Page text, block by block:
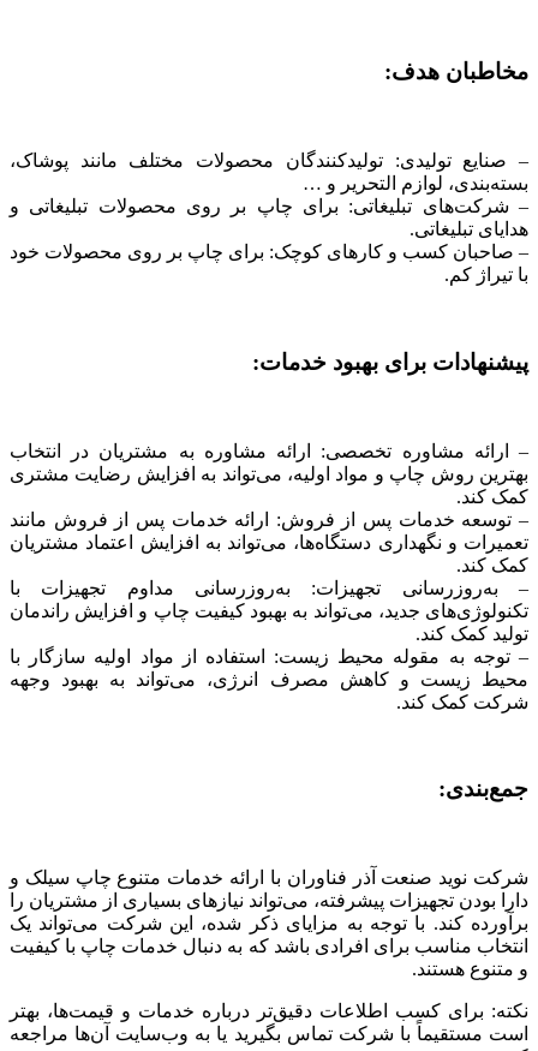
مخاطبان هدف:
– صنایع تولیدی: تولیدکنندگان محصولات مختلف مانند پوشاک،
بسته‌بندی، لوازم التحریر و …
– شرکت‌های تبلیغاتی: برای چاپ بر روی محصولات تبلیغاتی و
هدایای تبلیغاتی.
– صاحبان کسب و کارهای کوچک: برای چاپ بر روی محصولات خود
با تیراژ کم.
پیشنهادات برای بهبود خدمات:
– ارائه مشاوره تخصصی: ارائه مشاوره به مشتریان در انتخاب
بهترین روش چاپ و مواد اولیه، می‌تواند به افزایش رضایت مشتری
کمک کند.
– توسعه خدمات پس از فروش: ارائه خدمات پس از فروش مانند
تعمیرات و نگهداری دستگاه‌ها، می‌تواند به افزایش اعتماد مشتریان
کمک کند.
– به‌روزرسانی تجهیزات: به‌روزرسانی مداوم تجهیزات با
تکنولوژی‌های جدید، می‌تواند به بهبود کیفیت چاپ و افزایش راندمان
تولید کمک کند.
– توجه به مقوله محیط زیست: استفاده از مواد اولیه سازگار با
محیط زیست و کاهش مصرف انرژی، می‌تواند به بهبود وجهه
شرکت کمک کند.
جمع‌بندی:
شرکت نوید صنعت آذر فناوران با ارائه خدمات متنوع چاپ سیلک و
دارا بودن تجهیزات پیشرفته، می‌تواند نیازهای بسیاری از مشتریان را
برآورده کند. با توجه به مزایای ذکر شده، این شرکت می‌تواند یک
انتخاب مناسب برای افرادی باشد که به دنبال خدمات چاپ با کیفیت
و متنوع هستند.
نکته: برای کسب اطلاعات دقیق‌تر درباره خدمات و قیمت‌ها، بهتر
است مستقیماً با شرکت تماس بگیرید یا به وب‌سایت آن‌ها مراجعه